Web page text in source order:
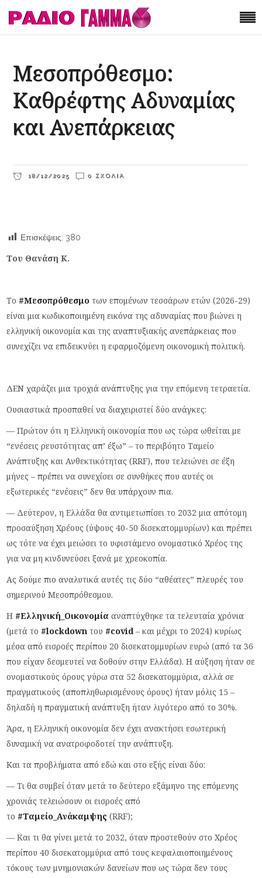
Μεσοπρόθεσμο:
Καθρέφτης Αδυναμίας
και Ανεπάρκειας
18/12/2025 0 ΣΧΌΛΙΑ
Επισκέψεις: 380
Του Θανάση Κ.
Το #Μεσοπρόθεσμο των επομένων τεσσάρων ετών (2026-29)
είναι μια κωδικοποιημένη εικόνα της αδυναμίας που βιώνει η
ελληνική οικονομία και της αναπτυξιακής ανεπάρκειας που
συνεχίζει να επιδεικνύει η εφαρμοζόμενη οικονομική πολιτική.
ΔΕΝ χαράζει μια τροχιά ανάπτυξης για την επόμενη τετραετία.
Ουσιαστικά προσπαθεί να διαχειριστεί δύο ανάγκες:
— Πρώτον ότι η Ελληνική οικονομία που ως τώρα ωθείται με
“ενέσεις ρευστότητας απ’ έξω” – το περιβόητο Ταμείο
Ανάπτυξης και Ανθεκτικότητας (RRF), που τελειώνει σε έξη
μήνες – πρέπει να συνεχίσει σε συνθήκες που αυτές οι
εξωτερικές “ενέσεις” δεν θα υπάρχουν πια.
— Δεύτερον, η Ελλάδα θα αντιμετωπίσει το 2032 μια απότομη
προσαύξηση Χρέους (ύψους 40-50 δισεκατομμυρίων) και πρέπει
ως τότε να έχει μειώσει το υφιστάμενο ονομαστικό Χρέος της
για να μη κινδυνεύσει ξανά με χρεοκοπία.
Ας δούμε πιο αναλυτικά αυτές τις δύο “αθέατες” πλευρές του
σημερινού Μεσοπρόθεσμου.
Η #Ελληνική_Οικονομία αναπτύχθηκε τα τελευταία χρόνια
(μετά το #lockdown του #covid– και μέχρι το 2024) κυρίως
μέσα από εισροές περίπου 20 δισεκατομμυρίων ευρώ (από τα 36
που είχαν δεσμευτεί να δοθούν στην Ελλάδα). Η αύξηση ήταν σε
ονομαστικούς όρους γύρω στα 52 δισεκατομμύρια, αλλά σε
πραγματικούς (αποπληθωρισμένους όρους) ήταν μόλις 15 –
δηλαδή η πραγματική ανάπτυξη ήταν λιγότερο από το 30%.
Άρα, η Ελληνική οικονομία δεν έχει ανακτήσει εσωτερική
δυναμική να ανατροφοδοτεί την ανάπτυξη.
Και τα προβλήματα από εδώ και στο εξής είναι δύο:
— Τι θα συμβεί όταν μετά το δεύτερο εξάμηνο της επόμενης
χρονιάς τελειώσουν οι εισροές από
το #Ταμείο_Ανάκαμψης (RRF);
— Kαι τι θα γίνει μετά το 2032, όταν προστεθούν στο Χρέος
περίπου 40 δισεκατομμύρια από τους κεφαλαιοποιημένους
τόκους των μνημονιακών δανείων που ως τώρα δεν τους